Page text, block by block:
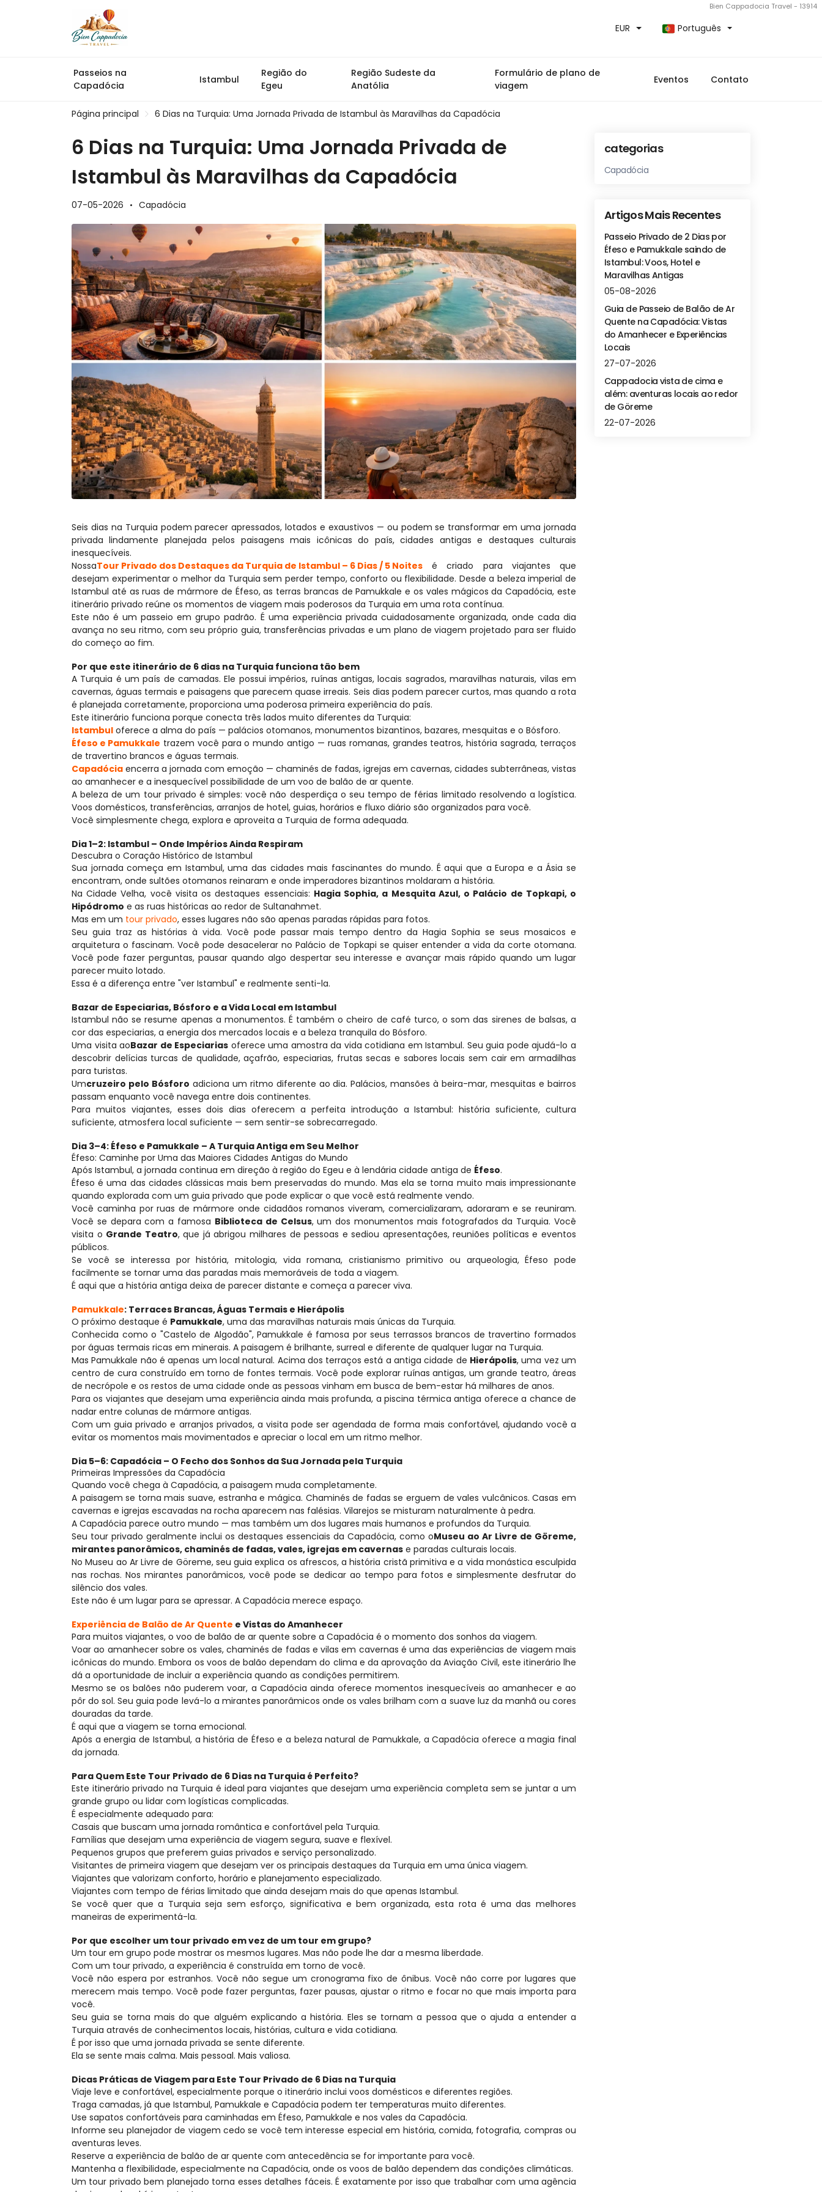
Bien Cappadocia Travel - 13914
EUR Português
Passeios na
Capadócia
Istambul
Região do
Egeu
Região Sudeste da
Anatólia
Formulário de plano de
viagem
Eventos Contato
Página principal 6 Dias na Turquia: Uma Jornada Privada de Istambul às Maravilhas da Capadócia
6 Dias na Turquia: Uma Jornada Privada de
Istambul às Maravilhas da Capadócia
07-05-2026 Capadócia
Seis dias na Turquia podem parecer apressados, lotados e exaustivos — ou podem se transformar em uma jornada
privada lindamente planejada pelos paisagens mais icônicas do país, cidades antigas e destaques culturais
inesquecíveis.
NossaTour Privado dos Destaques da Turquia de Istambul – 6 Dias / 5 Noites é criado para viajantes que
desejam experimentar o melhor da Turquia sem perder tempo, conforto ou flexibilidade. Desde a beleza imperial de
Istambul até as ruas de mármore de Éfeso, as terras brancas de Pamukkale e os vales mágicos da Capadócia, este
itinerário privado reúne os momentos de viagem mais poderosos da Turquia em uma rota contínua.
Este não é um passeio em grupo padrão. É uma experiência privada cuidadosamente organizada, onde cada dia
avança no seu ritmo, com seu próprio guia, transferências privadas e um plano de viagem projetado para ser fluido
do começo ao fim.
Por que este itinerário de 6 dias na Turquia funciona tão bem
A Turquia é um país de camadas. Ele possui impérios, ruínas antigas, locais sagrados, maravilhas naturais, vilas em
cavernas, águas termais e paisagens que parecem quase irreais. Seis dias podem parecer curtos, mas quando a rota
é planejada corretamente, proporciona uma poderosa primeira experiência do país.
Este itinerário funciona porque conecta três lados muito diferentes da Turquia:
Istambul oferece a alma do país — palácios otomanos, monumentos bizantinos, bazares, mesquitas e o Bósforo.
Éfeso e Pamukkale trazem você para o mundo antigo — ruas romanas, grandes teatros, história sagrada, terraços
de travertino brancos e águas termais.
Capadócia encerra a jornada com emoção — chaminés de fadas, igrejas em cavernas, cidades subterrâneas, vistas
ao amanhecer e a inesquecível possibilidade de um voo de balão de ar quente.
A beleza de um tour privado é simples: você não desperdiça o seu tempo de férias limitado resolvendo a logística.
Voos domésticos, transferências, arranjos de hotel, guias, horários e fluxo diário são organizados para você.
Você simplesmente chega, explora e aproveita a Turquia de forma adequada.
Dia 1–2: Istambul – Onde Impérios Ainda Respiram
Descubra o Coração Histórico de Istambul
Sua jornada começa em Istambul, uma das cidades mais fascinantes do mundo. É aqui que a Europa e a Ásia se
encontram, onde sultões otomanos reinaram e onde imperadores bizantinos moldaram a história.
Na Cidade Velha, você visita os destaques essenciais: Hagia Sophia, a Mesquita Azul, o Palácio de Topkapi, o
Hipódromo e as ruas históricas ao redor de Sultanahmet.
Mas em um tour privado, esses lugares não são apenas paradas rápidas para fotos.
Seu guia traz as histórias à vida. Você pode passar mais tempo dentro da Hagia Sophia se seus mosaicos e
arquitetura o fascinam. Você pode desacelerar no Palácio de Topkapi se quiser entender a vida da corte otomana.
Você pode fazer perguntas, pausar quando algo despertar seu interesse e avançar mais rápido quando um lugar
parecer muito lotado.
Essa é a diferença entre "ver Istambul" e realmente senti-la.
Bazar de Especiarias, Bósforo e a Vida Local em Istambul
Istambul não se resume apenas a monumentos. É também o cheiro de café turco, o som das sirenes de balsas, a
cor das especiarias, a energia dos mercados locais e a beleza tranquila do Bósforo.
Uma visita aoBazar de Especiarias oferece uma amostra da vida cotidiana em Istambul. Seu guia pode ajudá-lo a
descobrir delícias turcas de qualidade, açafrão, especiarias, frutas secas e sabores locais sem cair em armadilhas
para turistas.
Umcruzeiro pelo Bósforo adiciona um ritmo diferente ao dia. Palácios, mansões à beira-mar, mesquitas e bairros
passam enquanto você navega entre dois continentes.
Para muitos viajantes, esses dois dias oferecem a perfeita introdução a Istambul: história suficiente, cultura
suficiente, atmosfera local suficiente — sem sentir-se sobrecarregado.
Dia 3–4: Éfeso e Pamukkale – A Turquia Antiga em Seu Melhor
Éfeso: Caminhe por Uma das Maiores Cidades Antigas do Mundo
Após Istambul, a jornada continua em direção à região do Egeu e à lendária cidade antiga de Éfeso.
Éfeso é uma das cidades clássicas mais bem preservadas do mundo. Mas ela se torna muito mais impressionante
quando explorada com um guia privado que pode explicar o que você está realmente vendo.
Você caminha por ruas de mármore onde cidadãos romanos viveram, comercializaram, adoraram e se reuniram.
Você se depara com a famosa Biblioteca de Celsus, um dos monumentos mais fotografados da Turquia. Você
visita o Grande Teatro, que já abrigou milhares de pessoas e sediou apresentações, reuniões políticas e eventos
públicos.
Se você se interessa por história, mitologia, vida romana, cristianismo primitivo ou arqueologia, Éfeso pode
facilmente se tornar uma das paradas mais memoráveis de toda a viagem.
É aqui que a história antiga deixa de parecer distante e começa a parecer viva.
Pamukkale: Terraces Brancas, Águas Termais e Hierápolis
O próximo destaque é Pamukkale, uma das maravilhas naturais mais únicas da Turquia.
Conhecida como o "Castelo de Algodão", Pamukkale é famosa por seus terrassos brancos de travertino formados
por águas termais ricas em minerais. A paisagem é brilhante, surreal e diferente de qualquer lugar na Turquia.
Mas Pamukkale não é apenas um local natural. Acima dos terraços está a antiga cidade de Hierápolis, uma vez um
centro de cura construído em torno de fontes termais. Você pode explorar ruínas antigas, um grande teatro, áreas
de necrópole e os restos de uma cidade onde as pessoas vinham em busca de bem-estar há milhares de anos.
Para os viajantes que desejam uma experiência ainda mais profunda, a piscina térmica antiga oferece a chance de
nadar entre colunas de mármore antigas.
Com um guia privado e arranjos privados, a visita pode ser agendada de forma mais confortável, ajudando você a
evitar os momentos mais movimentados e apreciar o local em um ritmo melhor.
Dia 5–6: Capadócia – O Fecho dos Sonhos da Sua Jornada pela Turquia
Primeiras Impressões da Capadócia
Quando você chega à Capadócia, a paisagem muda completamente.
A paisagem se torna mais suave, estranha e mágica. Chaminés de fadas se erguem de vales vulcânicos. Casas em
cavernas e igrejas escavadas na rocha aparecem nas falésias. Vilarejos se misturam naturalmente à pedra.
A Capadócia parece outro mundo — mas também um dos lugares mais humanos e profundos da Turquia.
Seu tour privado geralmente inclui os destaques essenciais da Capadócia, como oMuseu ao Ar Livre de Göreme,
mirantes panorâmicos, chaminés de fadas, vales, igrejas em cavernas e paradas culturais locais.
No Museu ao Ar Livre de Göreme, seu guia explica os afrescos, a história cristã primitiva e a vida monástica esculpida
nas rochas. Nos mirantes panorâmicos, você pode se dedicar ao tempo para fotos e simplesmente desfrutar do
silêncio dos vales.
Este não é um lugar para se apressar. A Capadócia merece espaço.
Experiência de Balão de Ar Quente e Vistas do Amanhecer
Para muitos viajantes, o voo de balão de ar quente sobre a Capadócia é o momento dos sonhos da viagem.
Voar ao amanhecer sobre os vales, chaminés de fadas e vilas em cavernas é uma das experiências de viagem mais
icônicas do mundo. Embora os voos de balão dependam do clima e da aprovação da Aviação Civil, este itinerário lhe
dá a oportunidade de incluir a experiência quando as condições permitirem.
Mesmo se os balões não puderem voar, a Capadócia ainda oferece momentos inesquecíveis ao amanhecer e ao
pôr do sol. Seu guia pode levá-lo a mirantes panorâmicos onde os vales brilham com a suave luz da manhã ou cores
douradas da tarde.
É aqui que a viagem se torna emocional.
Após a energia de Istambul, a história de Éfeso e a beleza natural de Pamukkale, a Capadócia oferece a magia final
da jornada.
Para Quem Este Tour Privado de 6 Dias na Turquia é Perfeito?
Este itinerário privado na Turquia é ideal para viajantes que desejam uma experiência completa sem se juntar a um
grande grupo ou lidar com logísticas complicadas.
É especialmente adequado para:
Casais que buscam uma jornada romântica e confortável pela Turquia.
Famílias que desejam uma experiência de viagem segura, suave e flexível.
Pequenos grupos que preferem guias privados e serviço personalizado.
Visitantes de primeira viagem que desejam ver os principais destaques da Turquia em uma única viagem.
Viajantes que valorizam conforto, horário e planejamento especializado.
Viajantes com tempo de férias limitado que ainda desejam mais do que apenas Istambul.
Se você quer que a Turquia seja sem esforço, significativa e bem organizada, esta rota é uma das melhores
maneiras de experimentá-la.
Por que escolher um tour privado em vez de um tour em grupo?
Um tour em grupo pode mostrar os mesmos lugares. Mas não pode lhe dar a mesma liberdade.
Com um tour privado, a experiência é construída em torno de você.
Você não espera por estranhos. Você não segue um cronograma fixo de ônibus. Você não corre por lugares que
merecem mais tempo. Você pode fazer perguntas, fazer pausas, ajustar o ritmo e focar no que mais importa para
você.
Seu guia se torna mais do que alguém explicando a história. Eles se tornam a pessoa que o ajuda a entender a
Turquia através de conhecimentos locais, histórias, cultura e vida cotidiana.
É por isso que uma jornada privada se sente diferente.
Ela se sente mais calma. Mais pessoal. Mais valiosa.
Dicas Práticas de Viagem para Este Tour Privado de 6 Dias na Turquia
Viaje leve e confortável, especialmente porque o itinerário inclui voos domésticos e diferentes regiões.
Traga camadas, já que Istambul, Pamukkale e Capadócia podem ter temperaturas muito diferentes.
Use sapatos confortáveis para caminhadas em Éfeso, Pamukkale e nos vales da Capadócia.
Informe seu planejador de viagem cedo se você tem interesse especial em história, comida, fotografia, compras ou
aventuras leves.
Reserve a experiência de balão de ar quente com antecedência se for importante para você.
Mantenha a flexibilidade, especialmente na Capadócia, onde os voos de balão dependem das condições climáticas.
Um tour privado bem planejado torna esses detalhes fáceis. É exatamente por isso que trabalhar com uma agência
categorias
Capadócia
Artigos Mais Recentes
Passeio Privado de 2 Dias por
Éfeso e Pamukkale saindo de
Istambul: Voos, Hotel e
Maravilhas Antigas
05-08-2026
Guia de Passeio de Balão de Ar
Quente na Capadócia: Vistas
do Amanhecer e Experiências
Locais
27-07-2026
Cappadocia vista de cima e
além: aventuras locais ao redor
de Göreme
22-07-2026